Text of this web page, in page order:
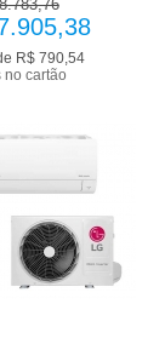
R$ 790,54
no cartão